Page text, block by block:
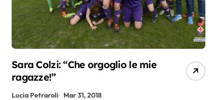
Sara Colzi: “Che orgoglio le mie
ragazze!”
Lucia Petraroli Mar 31, 2018